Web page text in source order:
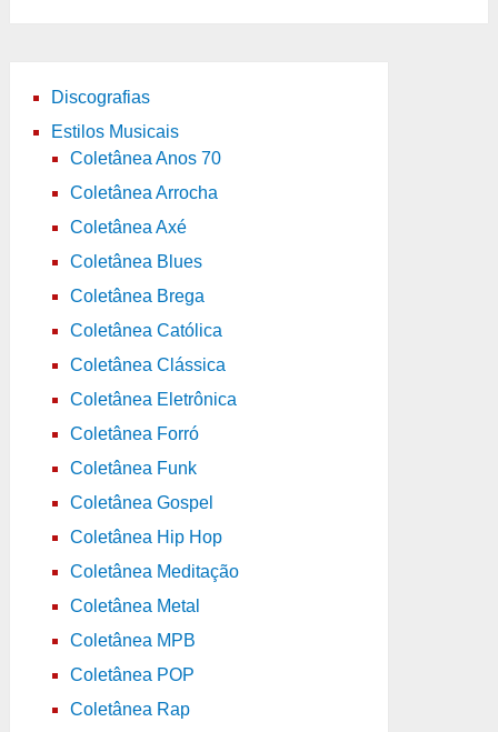
Discografias
Estilos Musicais
Coletânea Anos 70
Coletânea Arrocha
Coletânea Axé
Coletânea Blues
Coletânea Brega
Coletânea Católica
Coletânea Clássica
Coletânea Eletrônica
Coletânea Forró
Coletânea Funk
Coletânea Gospel
Coletânea Hip Hop
Coletânea Meditação
Coletânea Metal
Coletânea MPB
Coletânea POP
Coletânea Rap